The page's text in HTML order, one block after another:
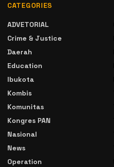
CATEGORIES
ADVETORIAL
Crime & Justice
Daerah
Education
Ibukota
Kombis
Komunitas
Kongres PAN
Nasional
News
Operation